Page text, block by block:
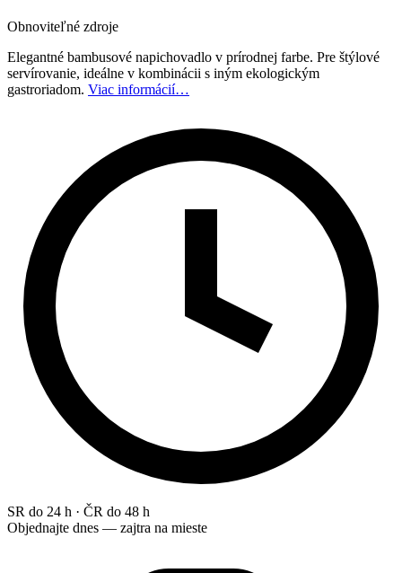
Obnoviteľné zdroje
Elegantné bambusové napichovadlo v prírodnej farbe. Pre štýlové
servírovanie, ideálne v kombinácii s iným ekologickým
gastroriadom. Viac informácií…
SR do 24 h · ČR do 48 h
Objednajte dnes — zajtra na mieste